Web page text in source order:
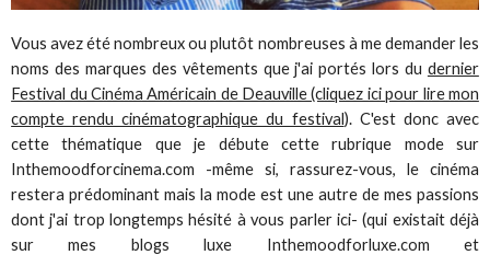
Vous avez été nombreux ou plutôt nombreuses à me demander les
noms des marques des vêtements que j'ai portés lors du dernier
Festival du Cinéma Américain de Deauville (cliquez ici pour lire mon
compte rendu cinématographique du festival). C'est donc avec
cette thématique que je débute cette rubrique mode sur
Inthemoodforcinema.com -même si, rassurez-vous, le cinéma
restera prédominant mais la mode est une autre de mes passions
dont j'ai trop longtemps hésité à vous parler ici- (qui existait déjà
sur mes blogs luxe Inthemoodforluxe.com et